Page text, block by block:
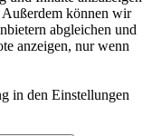
können wir
abgleichen und
anzeigen, nur wenn
in den Einstellungen